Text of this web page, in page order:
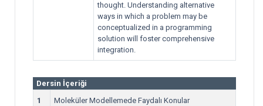
thought. Understanding alternative
ways in which a problem may be
conceptualized in a programming
solution will foster comprehensive
integration.
Dersin İçeriği
1
Moleküler Modellemede Faydalı Konular